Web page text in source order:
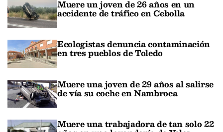
Muere un joven de 26 años en un
accidente de tráfico en Cebolla
Ecologistas denuncia contaminación
en tres pueblos de Toledo
Muere una joven de 29 años al salirse
de vía su coche en Nambroca
Muere una trabajadora de tan solo 22